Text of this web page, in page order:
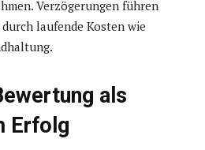
Verzögerungen führen
laufende Kosten wie
als
Erfolg